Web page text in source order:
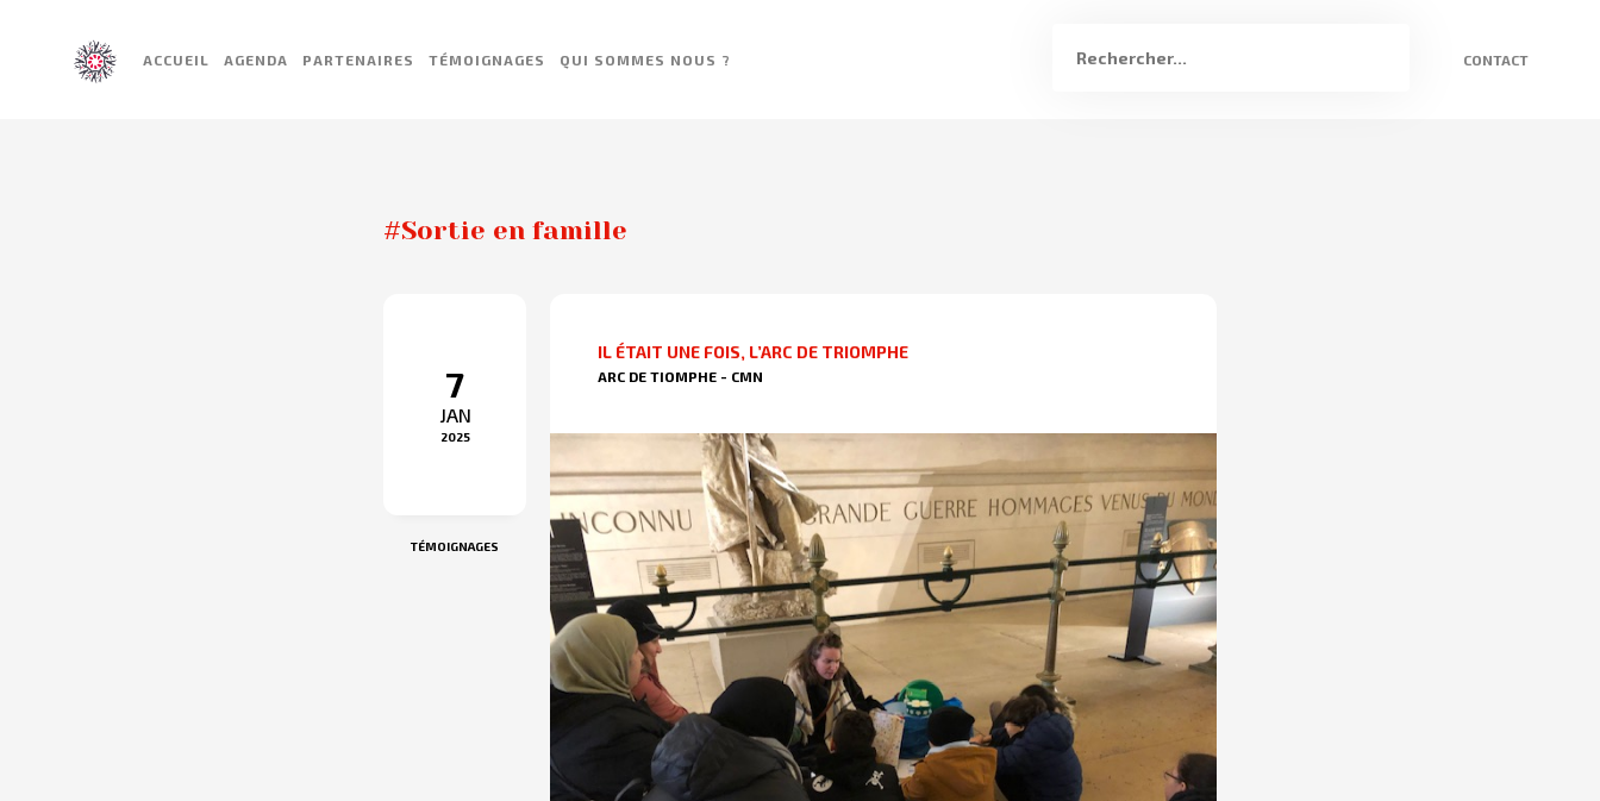
ACCUEIL AGENDA PARTENAIRES TÉMOIGNAGES QUI SOMMES NOUS ? CONTACT
#Sortie en famille
7
JAN
2025
TÉMOIGNAGES
IL ÉTAIT UNE FOIS, L’ARC DE TRIOMPHE
ARC DE TIOMPHE - CMN